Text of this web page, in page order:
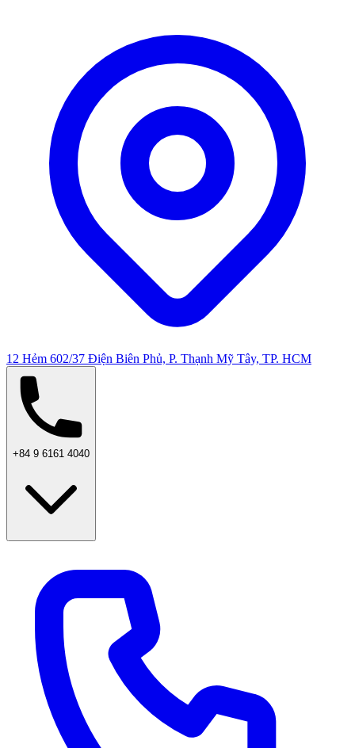
12 Hẻm 602/37 Điện Biên Phủ, P. Thạnh Mỹ Tây, TP. HCM
+84 9 6161 4040